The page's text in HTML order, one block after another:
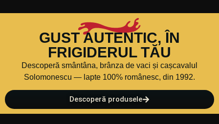
GUST AUTENTIC, ÎN
FRIGIDERUL TĂU
Descoperă smântâna, brânza de vaci și cașcavalul
Solomonescu — lapte 100% românesc, din 1992.
Descoperă produsele